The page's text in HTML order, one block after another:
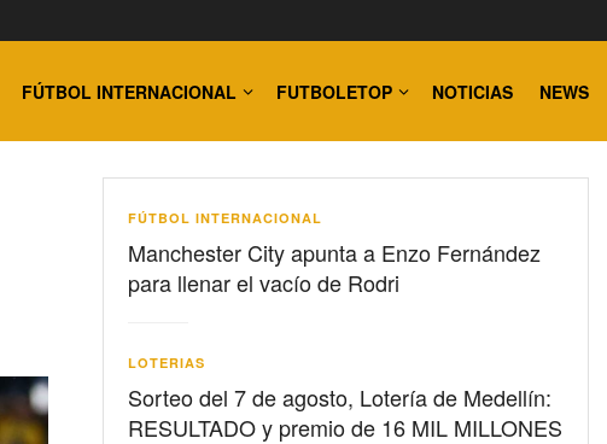
FÚTBOL INTERNACIONAL FUTBOLETOP NOTICIAS NEWS
FÚTBOL INTERNACIONAL
Manchester City apunta a Enzo Fernández
para llenar el vacío de Rodri
LOTERIAS
Sorteo del 7 de agosto, Lotería de Medellín:
RESULTADO y premio de 16 MIL MILLONES